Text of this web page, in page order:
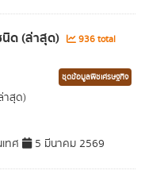
ด (ล่าสุด)
936 total
ชุดข้อมูลพืชเศรษฐกิจ
สุด)
ทศ 5 มีนาคม 2569